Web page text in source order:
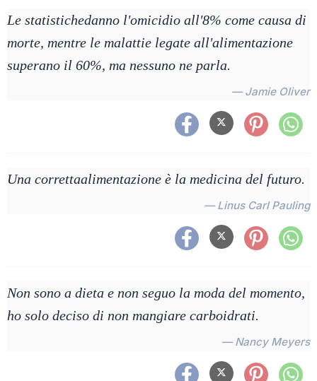
Le statistichedanno l'omicidio all'8% come causa di
morte, mentre le malattie legate all'alimentazione
superano il 60%, ma nessuno ne parla.
— Jamie Oliver
Una correttaalimentazione è la medicina del futuro.
— Linus Carl Pauling
Non sono a dieta e non seguo la moda del momento,
ho solo deciso di non mangiare carboidrati.
— Nancy Meyers